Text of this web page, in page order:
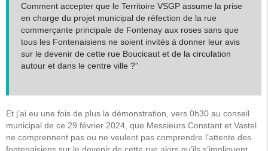
Comment accepter que le Territoire VSGP assume la prise
en charge du projet municipal de réfection de la rue
commerçante principale de Fontenay aux roses sans que
tous les Fontenaisiens ne soient invités à donner leur avis
sur le devenir de cette rue Boucicaut et de la circulation
autour et dans le centre ville ?”
Et j’ai eu une fois de plus la démonstration, vers 0h30 au conseil
municipal de ce 29 février 2024, que Messieurs Constant et Vastel
ne comprennent pas ou ne veulent pas comprendre l’attente des